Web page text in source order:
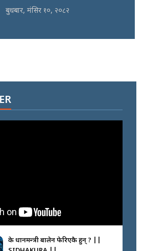
बुधबार, मंसिर १०, २०८२
के प्रधानमन्त्री बालेन फेरिएकै हुन् ? ||